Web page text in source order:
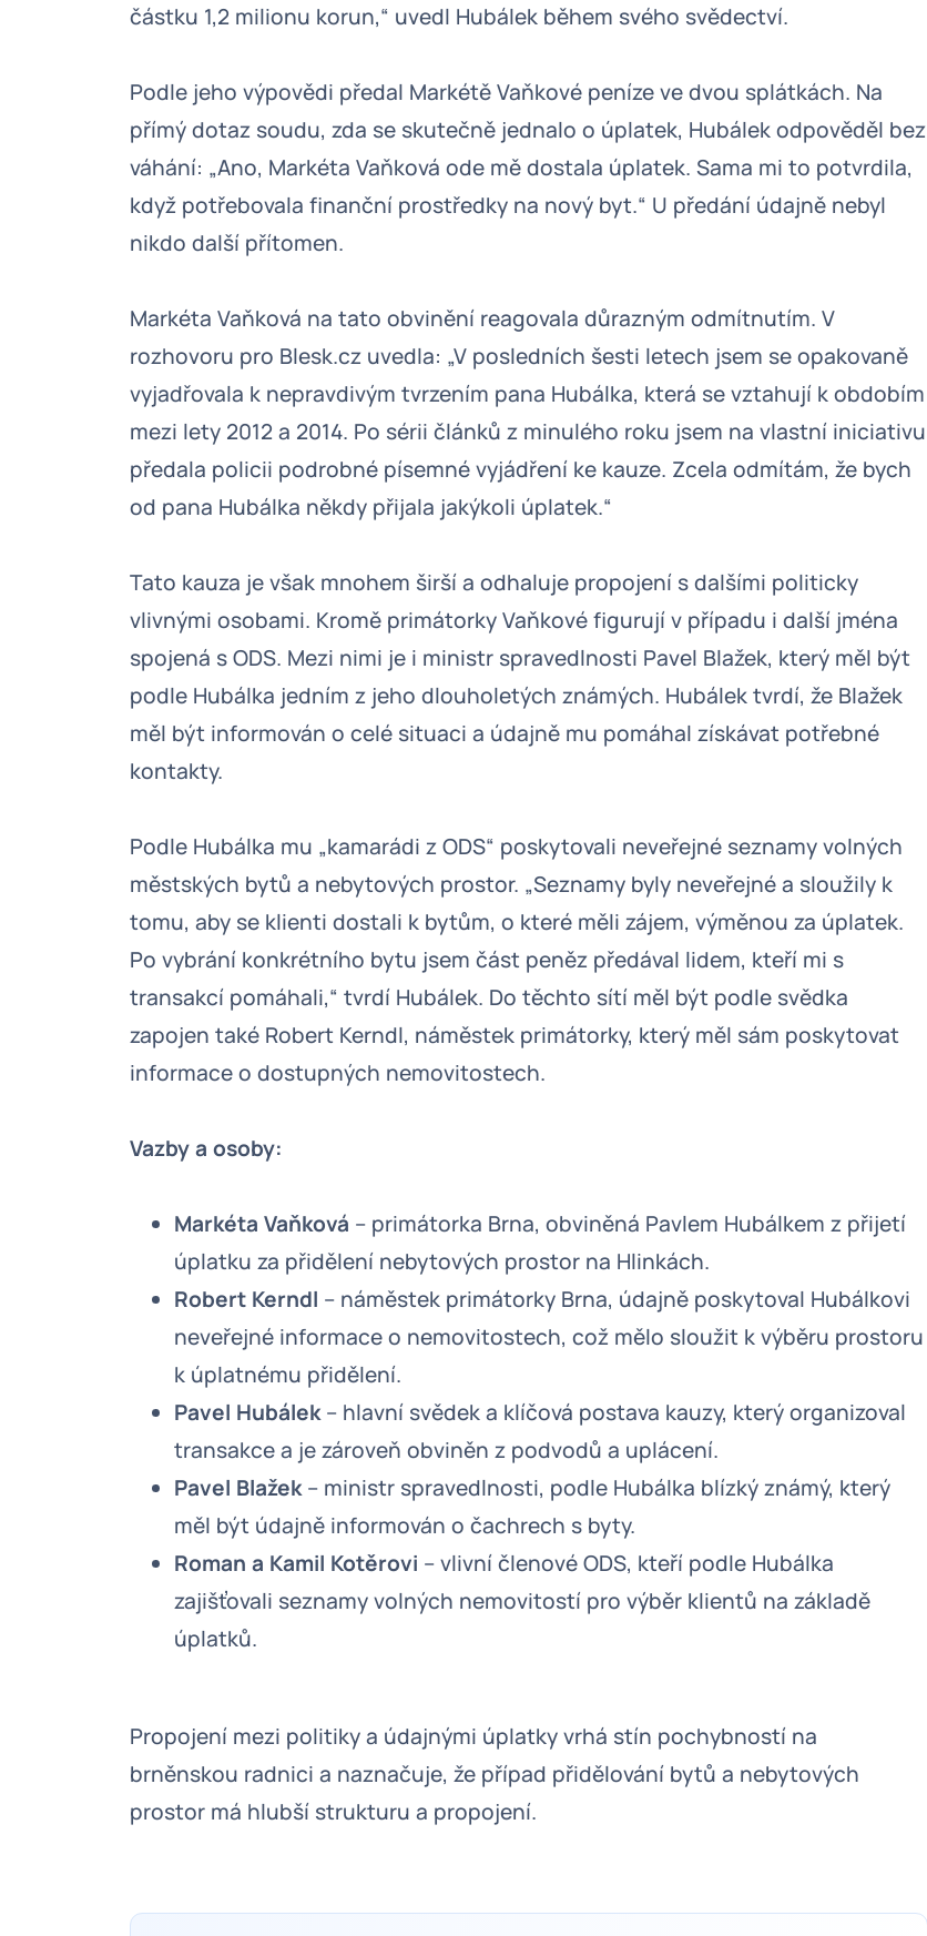
částku 1,2 milionu korun,“ uvedl Hubálek během svého svědectví.
Podle jeho výpovědi předal Markétě Vaňkové peníze ve dvou splátkách. Na
přímý dotaz soudu, zda se skutečně jednalo o úplatek, Hubálek odpověděl bez
váhání: „Ano, Markéta Vaňková ode mě dostala úplatek. Sama mi to potvrdila,
když potřebovala finanční prostředky na nový byt.“ U předání údajně nebyl
nikdo další přítomen.
Markéta Vaňková na tato obvinění reagovala důrazným odmítnutím. V
rozhovoru pro Blesk.cz uvedla: „V posledních šesti letech jsem se opakovaně
vyjadřovala k nepravdivým tvrzením pana Hubálka, která se vztahují k obdobím
mezi lety 2012 a 2014. Po sérii článků z minulého roku jsem na vlastní iniciativu
předala policii podrobné písemné vyjádření ke kauze. Zcela odmítám, že bych
od pana Hubálka někdy přijala jakýkoli úplatek.“
Tato kauza je však mnohem širší a odhaluje propojení s dalšími politicky
vlivnými osobami. Kromě primátorky Vaňkové figurují v případu i další jména
spojená s ODS. Mezi nimi je i ministr spravedlnosti Pavel Blažek, který měl být
podle Hubálka jedním z jeho dlouholetých známých. Hubálek tvrdí, že Blažek
měl být informován o celé situaci a údajně mu pomáhal získávat potřebné
kontakty.
Podle Hubálka mu „kamarádi z ODS“ poskytovali neveřejné seznamy volných
městských bytů a nebytových prostor. „Seznamy byly neveřejné a sloužily k
tomu, aby se klienti dostali k bytům, o které měli zájem, výměnou za úplatek.
Po vybrání konkrétního bytu jsem část peněz předával lidem, kteří mi s
transakcí pomáhali,“ tvrdí Hubálek. Do těchto sítí měl být podle svědka
zapojen také Robert Kerndl, náměstek primátorky, který měl sám poskytovat
informace o dostupných nemovitostech.
Vazby a osoby:
Markéta Vaňková – primátorka Brna, obviněná Pavlem Hubálkem z přijetí
úplatku za přidělení nebytových prostor na Hlinkách.
Robert Kerndl – náměstek primátorky Brna, údajně poskytoval Hubálkovi
neveřejné informace o nemovitostech, což mělo sloužit k výběru prostoru
k úplatnému přidělení.
Pavel Hubálek– hlavní svědek a klíčová postava kauzy, který organizoval
transakce a je zároveň obviněn z podvodů a uplácení.
Pavel Blažek– ministr spravedlnosti, podle Hubálka blízký známý, který
měl být údajně informován o čachrech s byty.
Roman a Kamil Kotěrovi – vlivní členové ODS, kteří podle Hubálka
zajišťovali seznamy volných nemovitostí pro výběr klientů na základě
úplatků.
Propojení mezi politiky a údajnými úplatky vrhá stín pochybností na
brněnskou radnici a naznačuje, že případ přidělování bytů a nebytových
prostor má hlubší strukturu a propojení.